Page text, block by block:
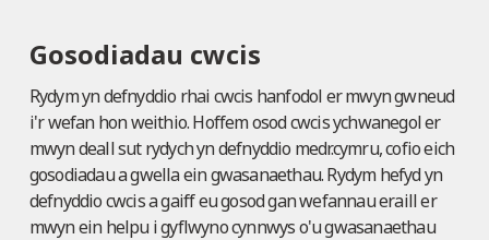
Gosodiadau cwcis
Rydym yn defnyddio rhai cwcis hanfodol er mwyn gwneud
i'r wefan hon weithio. Hoffem osod cwcis ychwanegol er
mwyn deall sut rydych yn defnyddio medr.cymru, cofio eich
gosodiadau a gwella ein gwasanaethau. Rydym hefyd yn
defnyddio cwcis a gaiff eu gosod gan wefannau eraill er
mwyn ein helpu i gyflwyno cynnwys o'u gwasanaethau